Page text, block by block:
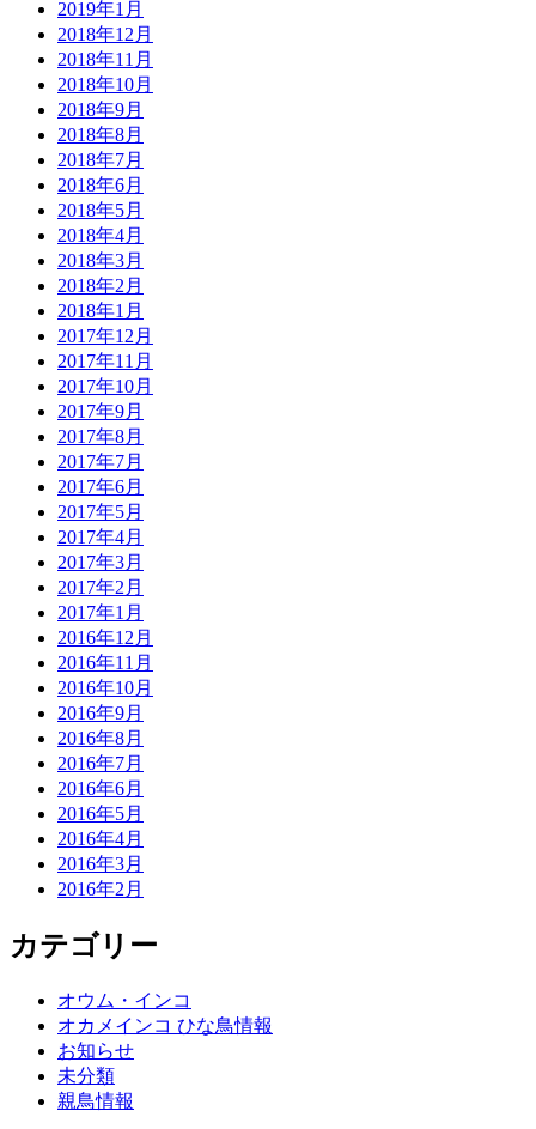
2019年1月
2018年12月
2018年11月
2018年10月
2018年9月
2018年8月
2018年7月
2018年6月
2018年5月
2018年4月
2018年3月
2018年2月
2018年1月
2017年12月
2017年11月
2017年10月
2017年9月
2017年8月
2017年7月
2017年6月
2017年5月
2017年4月
2017年3月
2017年2月
2017年1月
2016年12月
2016年11月
2016年10月
2016年9月
2016年8月
2016年7月
2016年6月
2016年5月
2016年4月
2016年3月
2016年2月
カテゴリー
オウム・インコ
オカメインコ ひな鳥情報
お知らせ
未分類
親鳥情報